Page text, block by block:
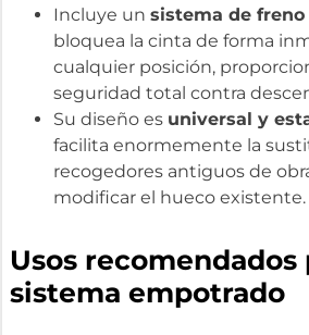
Incluye unsistema de
bloquea la cinta de forma
cualquier posición,
seguridad total contra
Su diseño es universal y
facilita enormemente la
recogedores antiguos de
modificar el hueco existente.
Usos recomendados
sistema empotrado